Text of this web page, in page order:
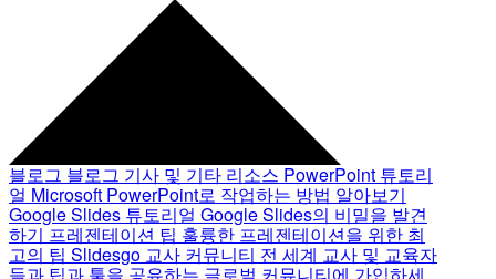
블로그 블로그 기사 및 기타 리소스 PowerPoint 튜토리
얼 Microsoft PowerPoint로 작업하는 방법 알아보기
Google Slides 튜토리얼 Google Slides의 비밀을 발견
하기 프레젠테이션 팁 훌륭한 프레젠테이션을 위한 최
고의 팁 Slidesgo 교사 커뮤니티 전 세계 교사 및 교육자